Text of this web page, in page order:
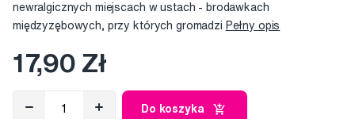
newralgicznych miejscach w ustach - brodawkach
międzyzębowych, przy których gromadzi Pełny opis
17,90 Zł
Do koszyka